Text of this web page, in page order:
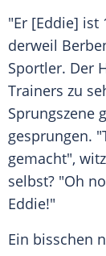
"Er [Eddie] ist
derweil
Sportler. Der
Trainers zu
Sprungszene
gesprungen.
gemacht",
selbst? "Oh
Eddie!"
Ein bisschen